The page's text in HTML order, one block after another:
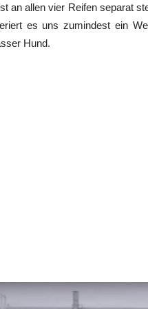
an allen vier Reifen separat
es uns zumindest ein
Hund.